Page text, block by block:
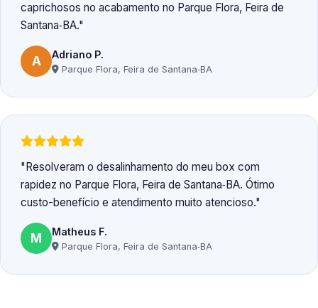
caprichosos no acabamento no Parque Flora, Feira de
Santana‑BA.
A Adriano P.
Parque Flora, Feira de Santana‑BA
Resolveram o desalinhamento do meu box com
rapidez no Parque Flora, Feira de Santana‑BA. Ótimo
custo-benefício e atendimento muito atencioso.
M Matheus F.
Parque Flora, Feira de Santana‑BA